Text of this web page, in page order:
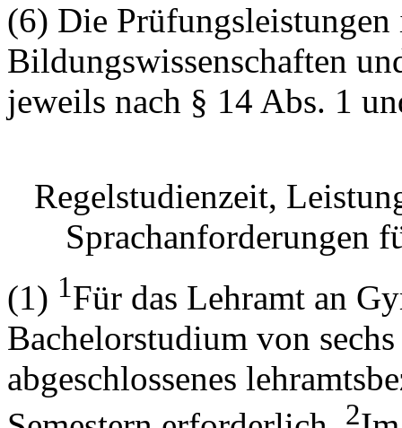
(6) Die
Bildungswissenschaften
jeweils nach § 14 Abs. 1
Regelstudienzeit,
Sprachanforderungen
(1) 1Für das Lehramt an
Bachelorstudium von
abgeschlossenes
2